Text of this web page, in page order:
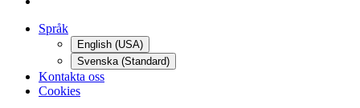
Språk
English (USA)
Svenska (Standard)
Kontakta oss
Cookies